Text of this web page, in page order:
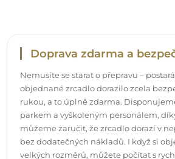
Snadná montáž
Zajišťujeme výrobu a dodání zrcadel,
na vaší straně. Vzhledem ke
nenabízíme standardní montážní